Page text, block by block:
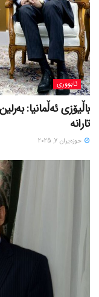
ئابووری
باڵیۆزی ئەڵمانیا:
تارانە
حوزه‌یران 7, 2025